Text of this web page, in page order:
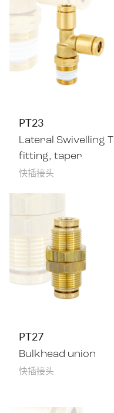
PT23
Lateral Swivelling T
fitting, taper
快插接头
PT27
Bulkhead union
快插接头